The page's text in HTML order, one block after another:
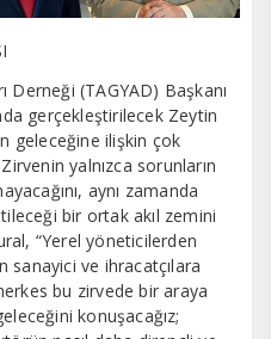
Derneği (TAGYAD) Başkanı
gerçekleştirilecek Zeytin
geleceğine ilişkin çok
yalnızca sorunların
aynı zamanda
bir ortak akıl zemini
“Yerel yöneticilerden
sanayici ve ihracatçılara
bu zirvede bir araya
konuşacağız;